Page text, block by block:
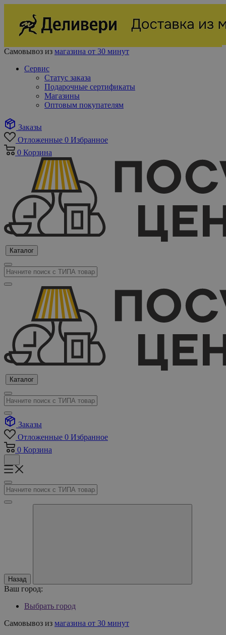
Самовывоз из магазина от 30 минут
Сервис
Статус заказа
Подарочные сертификаты
Магазины
Оптовым покупателям
Заказы
Отложенные 0 Избранное
0 Корзина
Каталог
Каталог
Заказы
Отложенные 0 Избранное
0 Корзина
Назад
Ваш город:
Выбрать город
Самовывоз из магазина от 30 минут